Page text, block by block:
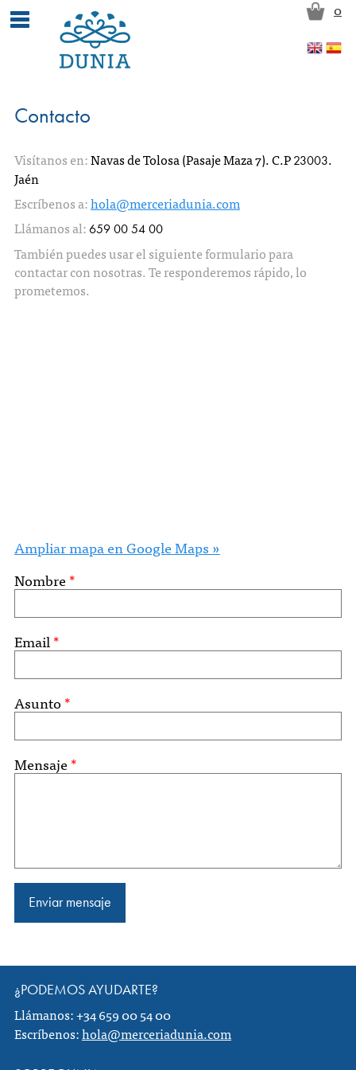
Pasar al contenido principal 0
Contacto
Visítanos en:Navas de Tolosa (Pasaje Maza 7). C.P23003.
Jaén
Escríbenos a:hola@merceriadunia.com
Llámanos al:659 00 54 00
También puedes usar el siguiente formulario para
contactar con nosotras. Te responderemos rápido, lo
prometemos.
Ampliar mapa en Google Maps »
Nombre*
Email*
Asunto *
Mensaje*
¿PODEMOS AYUDARTE?
Llámanos: +34 659 00 54 00
Escríbenos:hola@merceriadunia.com